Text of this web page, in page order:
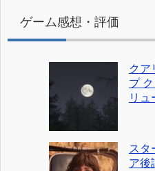
ゲーム感想・評価
クア
プ
リュ
スタ
ア後